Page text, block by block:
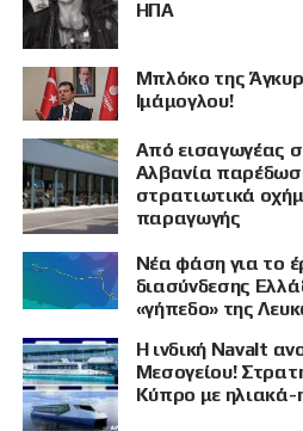
ΗΠΑ
Μπλόκο της
Ιμάμογλου!
Από εισαγωγέας
Αλβανία
στρατιωτικά
παραγωγής
Νέα φάση για το
διασύνδεσης
«γήπεδο» της
Η ινδική Navalt
Μεσογείου!
Κύπρο με ηλιακά-